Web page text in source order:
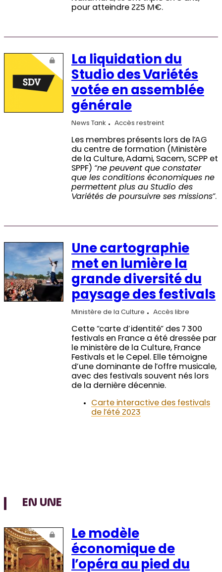
pour atteindre 225 M€.
La liquidation du
Studio des Variétés
votée en assemblée
générale
News Tank Accès restreint
Les membres présents lors de l’AG
du centre de formation (Ministère
de la Culture, Adami, Sacem, SCPP et
SPPF) “ne peuvent que constater
que les conditions économiques ne
permettent plus au Studio des
Variétés de poursuivre ses missions”.
Une cartographie
met en lumière la
grande diversité du
paysage des festivals
Ministère de la Culture Accès libre
Cette “carte d’identité” des 7 300
festivals en France a été dressée par
le ministère de la Culture, France
Festivals et le Cepel. Elle témoigne
d’une dominante de l’offre musicale,
avec des festivals souvent nés lors
de la dernière décennie.
Carte interactive des festivals
de l’été 2023
EN UNE
Le modèle
économique de
l’opéra au pied du